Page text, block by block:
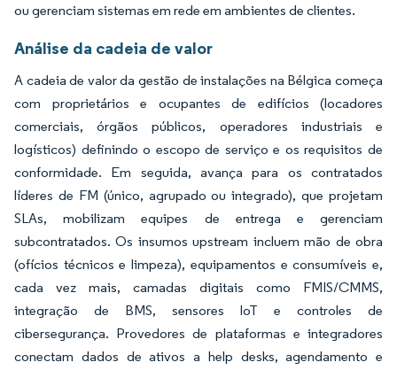
ou gerenciam sistemas em rede em ambientes de clientes.
Análise da cadeia de valor
A cadeia de valor da gestão de instalações na Bélgica começa
com proprietários e ocupantes de edifícios (locadores
comerciais, órgãos públicos, operadores industriais e
logísticos) definindo o escopo de serviço e os requisitos de
conformidade. Em seguida, avança para os contratados
líderes de FM (único, agrupado ou integrado), que projetam
SLAs, mobilizam equipes de entrega e gerenciam
subcontratados. Os insumos upstream incluem mão de obra
(ofícios técnicos e limpeza), equipamentos e consumíveis e,
cada vez mais, camadas digitais como FMIS/CMMS,
integração de BMS, sensores IoT e controles de
cibersegurança. Provedores de plataformas e integradores
conectam dados de ativos a help desks, agendamento e